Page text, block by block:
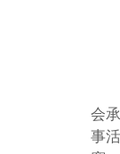
会
事